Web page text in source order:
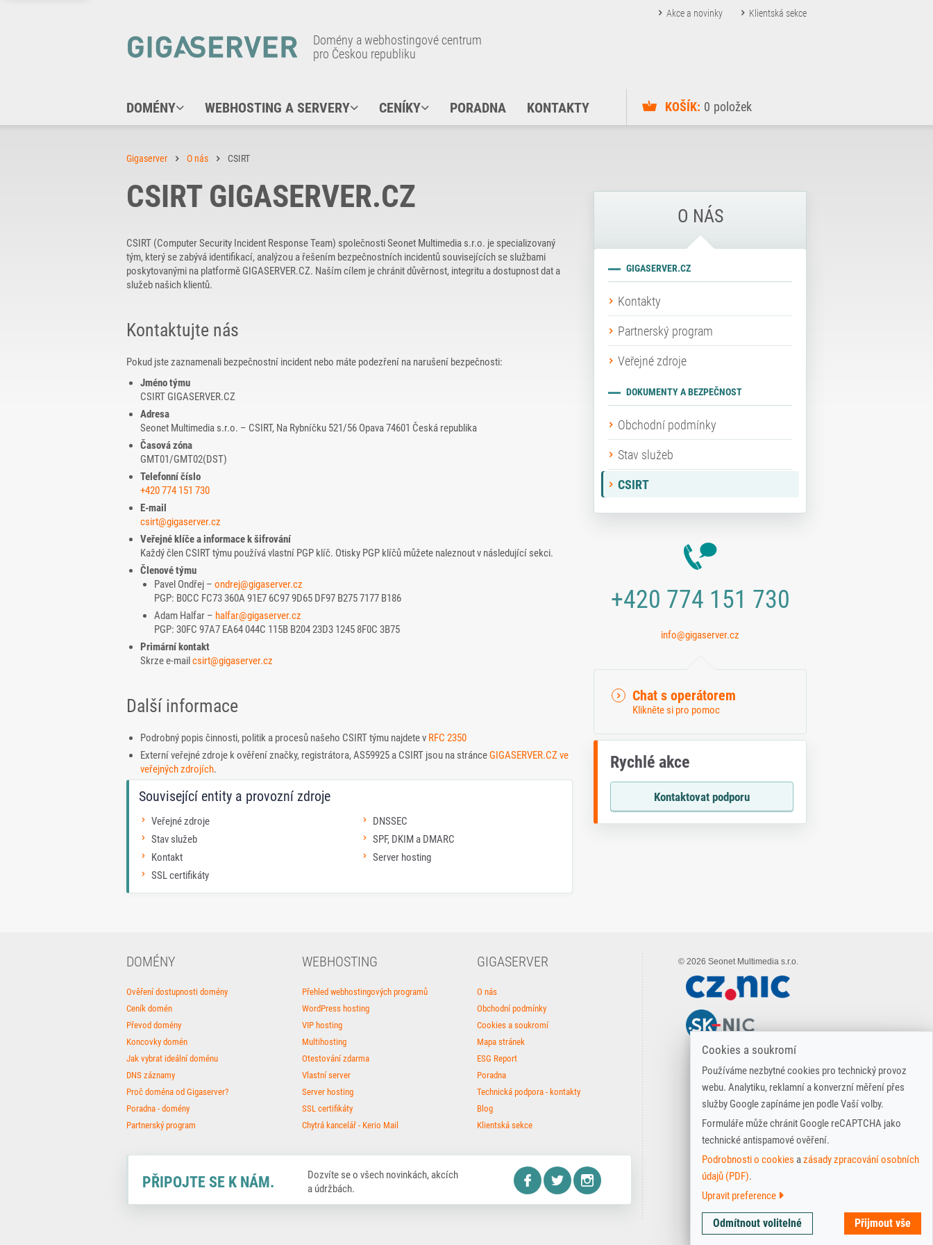
Domény a webhostingové centrum
pro Českou republiku
DOMÉNY WEBHOSTING A SERVERY CENÍKY PORADNA KONTAKTY KOŠÍK: 0 položek
Akce a novinky Klientská sekce
Gigaserver O nás CSIRT
CSIRT GIGASERVER.CZ
CSIRT (Computer Security Incident Response Team) společnosti Seonet Multimedia s.r.o. je specializovaný
tým, který se zabývá identifikací, analýzou a řešením bezpečnostních incidentů souvisejících se službami
poskytovanými na platformě GIGASERVER.CZ. Naším cílem je chránit důvěrnost, integritu a dostupnost dat a
služeb našich klientů.
Kontaktujte nás
Pokud jste zaznamenali bezpečnostní incident nebo máte podezření na narušení bezpečnosti:
Jméno týmu
CSIRT GIGASERVER.CZ
Adresa
Seonet Multimedia s.r.o. – CSIRT, Na Rybníčku 521/56 Opava 74601 Česká republika
Časová zóna
GMT01/GMT02(DST)
Telefonní číslo
+420 774 151 730
E-mail
csirt@gigaserver.cz
Veřejné klíče a informace k šifrování
Každý člen CSIRT týmu používá vlastní PGP klíč. Otisky PGP klíčů můžete naleznout v následující sekci.
Členové týmu
Pavel Ondřej – ondrej@gigaserver.cz
PGP: B0CC FC73 360A 91E7 6C97 9D65 DF97 B275 7177 B186
Adam Halfar – halfar@gigaserver.cz
PGP: 30FC 97A7 EA64 044C 115B B204 23D3 1245 8F0C 3B75
Primární kontakt
Skrze e-mailcsirt@gigaserver.cz
Další informace
Podrobný popis činnosti, politik a procesů našeho CSIRT týmu najdete v RFC 2350
Externí veřejné zdroje k ověření značky, registrátora, AS59925 a CSIRT jsou na stránceGIGASERVER.CZ ve
veřejných zdrojích.
Související entity a provozní zdroje
Veřejné zdroje
Stav služeb
Kontakt
SSL certifikáty
DNSSEC
SPF, DKIM a DMARC
Server hosting
O NÁS
GIGASERVER.CZ
Kontakty
Partnerský program
Veřejné zdroje
DOKUMENTY A BEZPEČNOST
Obchodní podmínky
Stav služeb
CSIRT
+420 774 151 730
info@gigaserver.cz
Chat s operátorem
Klikněte si pro pomoc
Rychlé akce
Kontaktovat podporu
Cookies a soukromí
Používáme nezbytné cookies pro technický provoz
webu. Analytiku, reklamní a konverzní měření přes
služby Google zapínáme jen podle Vaší volby.
Formuláře může chránit Google reCAPTCHA jako
technické antispamové ověření.
Podrobnosti o cookies azásady zpracování osobních
údajů (PDF).
Upravit preference
Technické
cookies
Nutné pro základní fungování webu,
bezpečnost a odeslání formulářů.
Odmítnout volitelné Přijmout vše
DOMÉNY
Ověření dostupnosti domény
Ceník domén
Převod domény
Koncovky domén
Jak vybrat ideální doménu
DNS záznamy
Proč doména od Gigaserver?
Poradna - domény
Partnerský program
WEBHOSTING
Přehled webhostingových programů
WordPress hosting
VIP hosting
Multihosting
Otestování zdarma
Vlastní server
Server hosting
SSL certifikáty
Chytrá kancelář - Kerio Mail
GIGASERVER
O nás
Obchodní podmínky
Cookies a soukromí
Mapa stránek
ESG Report
Poradna
Technická podpora - kontakty
Blog
Klientská sekce
PŘIPOJTE SE K NÁM.
Dozvíte se o všech novinkách, akcích
a údržbách.
Instagram
© 2026 Seonet Multimedia s.r.o.